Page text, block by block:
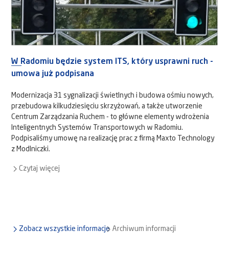
W Radomiu będzie system ITS, który usprawni ruch -
umowa już podpisana
Modernizacja 31 sygnalizacji świetlnych i budowa ośmiu nowych,
przebudowa kilkudziesięciu skrzyżowań, a także utworzenie
Centrum Zarządzania Ruchem - to główne elementy wdrożenia
Inteligentnych Systemów Transportowych w Radomiu.
Podpisaliśmy umowę na realizację prac z firmą Maxto Technology
z Modlniczki.
Czytaj więcej
Zobacz wszystkie informacje Archiwum informacji